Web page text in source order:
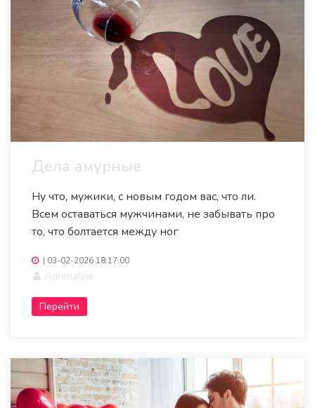
Дела амурные
Ну что, мужики, с новым годом вас, что ли.
Всем оставаться мужчинами, не забывать про
то, что болтается между ног
| 03-02-2026 18:17:00
Adrenaline
Перейти